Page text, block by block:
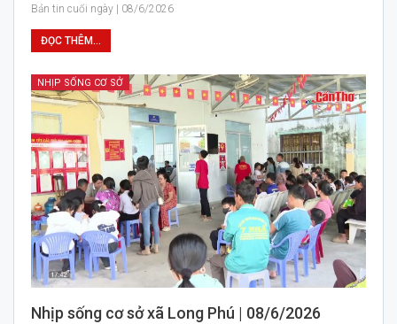
Bản tin cuối ngày | 08/6/2026
ĐỌC THÊM...
NHỊP SỐNG CƠ SỞ
Nhịp sống cơ sở xã Long Phú | 08/6/2026